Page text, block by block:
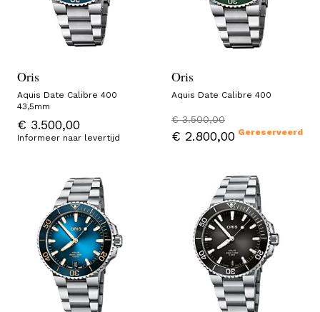
Oris
Aquis Date Calibre 400
43,5mm
€ 3.500,00
Informeer naar levertijd
Oris
Aquis Date Calibre 400
€ 3.500,00
€ 2.800,00 Gereserveerd